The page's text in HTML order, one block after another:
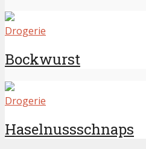
Drogerie
Bockwurst
Drogerie
Haselnussschnaps